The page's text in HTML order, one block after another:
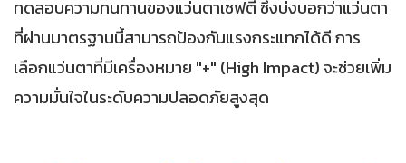
ทดสอบความทนทานของแว่นตาเซฟตี้ ซึ่งบ่งบอกว่าแว่นตา
ที่ผ่านมาตรฐานนี้สามารถป้องกันแรงกระแทกได้ดี การ
เลือกแว่นตาที่มีเครื่องหมาย "+" (High Impact) จะช่วยเพิ่ม
ความมั่นใจในระดับความปลอดภัยสูงสุด